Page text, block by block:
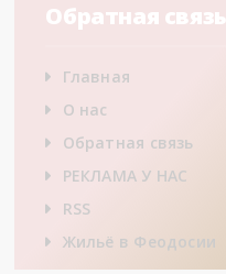
Обратная связь
Главная
О нас
Обратная связь
РЕКЛАМА У НАС
RSS
Жильё в Феодосии